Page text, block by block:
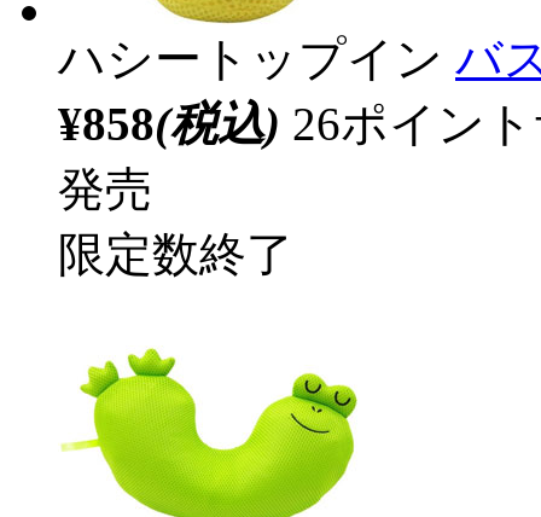
ハシートップイン バ
¥858(税込) 26ポイン
発売
限定数終了